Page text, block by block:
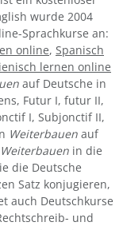
wurde 2004
Sprachkurse an:
online, Spanisch
lernen online
auf Deutsche in
Futur I, futur II,
I, Subjonctif II,
Weiterbauen auf
Weiterbauenin die
die Deutsche
Satz konjugieren,
auch Deutschkurse
und